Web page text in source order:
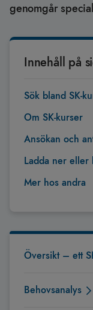
genomgår
Innehåll på
Sök bland SK-
Om SK­-kurser
Ansökan och
Ladda ner eller
Mer hos andra
Översikt – ett
Behovsanalys